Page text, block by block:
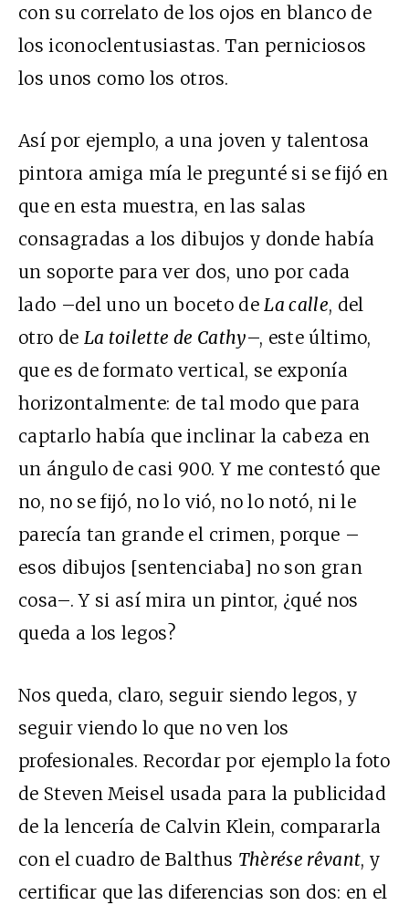
con su correlato de los ojos en blanco de
los iconoclentusiastas. Tan perniciosos
los unos como los otros.
Así por ejemplo, a una joven y talentosa
pintora amiga mía le pregunté si se fijó en
que en esta muestra, en las salas
consagradas a los dibujos y donde había
un soporte para ver dos, uno por cada
lado –del uno un boceto de La calle, del
otro de La toilette de Cathy–, este último,
que es de formato vertical, se exponía
horizontalmente: de tal modo que para
captarlo había que inclinar la cabeza en
un ángulo de casi 900. Y me contestó que
no, no se fijó, no lo vió, no lo notó, ni le
parecía tan grande el crimen, porque –
esos dibujos [sentenciaba] no son gran
cosa–. Y si así mira un pintor, ¿qué nos
queda a los legos?
Nos queda, claro, seguir siendo legos, y
seguir viendo lo que no ven los
profesionales. Recordar por ejemplo la foto
de Steven Meisel usada para la publicidad
de la lencería de Calvin Klein, compararla
con el cuadro de Balthus Thèrése rêvant, y
certificar que las diferencias son dos: en el